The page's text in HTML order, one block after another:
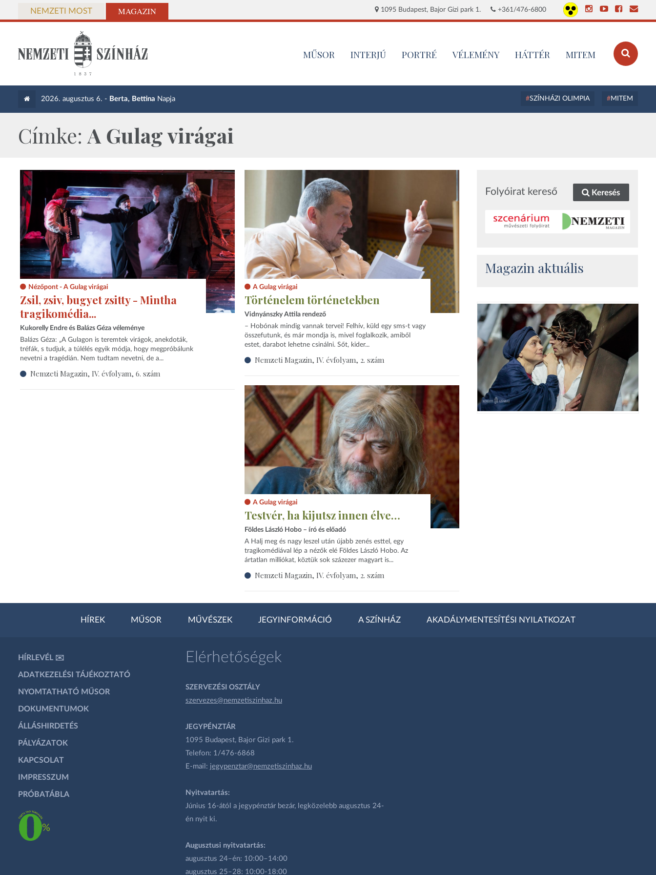
NEMZETI MOST MAGAZIN 1095 Budapest, Bajor Gizi park 1. +361/476-6800
MŰSOR INTERJÚ PORTRÉ VÉLEMÉNY HÁTTÉR MITEM
2026. augusztus 6. - Berta, Bettina Napja SZÍNHÁZI OLIMPIA MITEM
Címke: A Gulag virágai
Nézőpont - A Gulag virágai
Zsil, zsiv, bugyet zsitty - Mintha
tragikomédia...
Kukorelly Endre és Balázs Géza véleménye
Balázs Géza: „A Gulagon is teremtek virágok, anekdoták,
tréfák, s tudjuk, a túlélés egyik módja, hogy megpróbálunk
nevetni a tragédián. Nem tudtam nevetni, de a...
Nemzeti Magazin, IV. évfolyam, 6. szám
A Gulag virágai
Történelem történetekben
Vidnyánszky Attila rendező
– Hobónak mindig vannak tervei! Felhív, küld egy sms-t vagy
összefutunk, és már mondja is, mivel foglalkozik, amiből
estet, darabot lehetne csinálni. Sőt, kider...
Nemzeti Magazin, IV. évfolyam, 2. szám
A Gulag virágai
Testvér, ha kijutsz innen élve…
Földes László Hobo – író és előadó
A Halj meg és nagy leszel után újabb zenés esttel, egy
tragikomédiával lép a nézők elé Földes László Hobo. Az
ártatlan milliókat, köztük sok százezer magyart is...
Nemzeti Magazin, IV. évfolyam, 2. szám
Folyóirat kereső Keresés
Magazin aktuális
HÍREK MŰSOR MŰVÉSZEK JEGYINFORMÁCIÓ A SZÍNHÁZ AKADÁLYMENTESÍTÉSI NYILATKOZAT
HÍRLEVÉL ✉️
ADATKEZELÉSI TÁJÉKOZTATÓ
NYOMTATHATÓ MŰSOR
DOKUMENTUMOK
ÁLLÁSHIRDETÉS
PÁLYÁZATOK
KAPCSOLAT
IMPRESSZUM
PRÓBATÁBLA
Elérhetőségek
SZERVEZÉSI OSZTÁLY
szervezes@nemzetiszinhaz.hu
JEGYPÉNZTÁR
1095 Budapest, Bajor Gizi park 1.
Telefon: 1/476-6868
E-mail: jegypenztar@nemzetiszinhaz.hu
Nyitvatartás:
Június 16-ától a jegypénztár bezár, legközelebb augusztus 24-
én nyit ki.
Augusztusi nyitvatartás:
augusztus 24–én: 10:00–14:00
augusztus 25–28: 10:00-18:00